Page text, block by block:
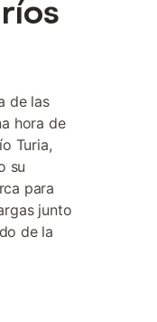
de las
hora de
Turia,
su
para
junto
de la